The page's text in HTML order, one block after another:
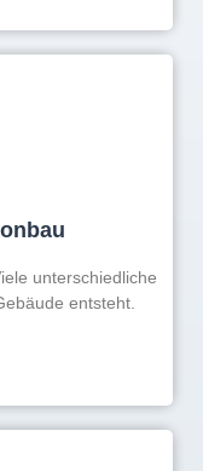
wir Ihnen das
unterschiedliche
entsteht.